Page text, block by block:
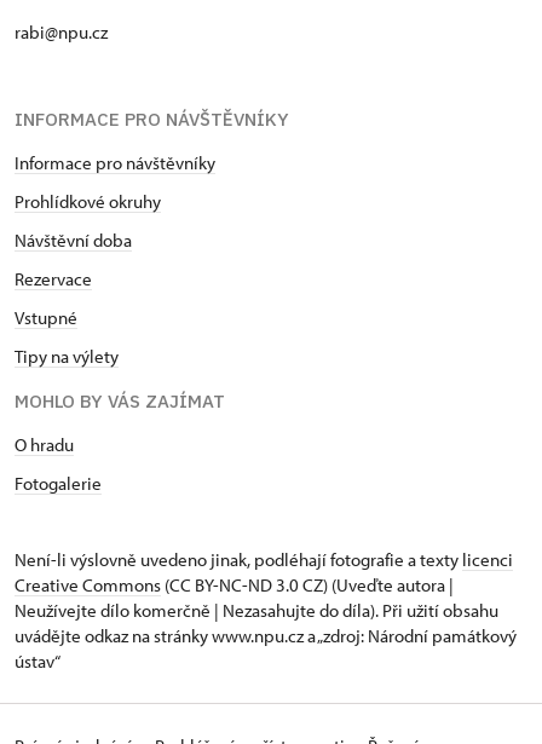
rabi@npu.cz
INFORMACE PRO NÁVŠTĚVNÍKY
Informace pro návštěvníky
Prohlídkové okruhy
Návštěvní doba
Rezervace
Vstupné
Tipy na výlety
MOHLO BY VÁS ZAJÍMAT
O hradu
Fotogalerie
Není-li výslovně uvedeno jinak, podléhají fotografie a texty licenci
Creative Commons (CC BY-NC-ND 3.0 CZ) (Uveďte autora |
Neužívejte dílo komerčně | Nezasahujte do díla). Při užití obsahu
uvádějte odkaz na stránky www.npu.cz a „zdroj: Národní památkový
ústav“